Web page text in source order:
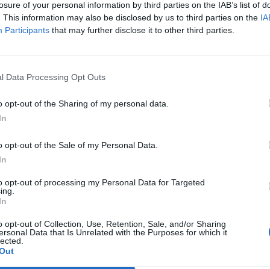
of your personal information by third parties on the IAB’s list of
This information may also be disclosed by us to third parties on the
Participants that may further disclose it to other third parties.
Data Processing Opt Outs
opt-out of the Sharing of my personal data.
opt-out of the Sale of my Personal Data.
opt-out of processing my Personal Data for Targeted
opt-out of Collection, Use, Retention, Sale, and/or Sharing
Data that Is Unrelated with the Purposes for which it
un meeting interno che dovrebbe
il punto sulle strategie della banca, a
prosecuzione secondo i tempi
per la Banca unica. Sarà presente,
delegato Roberto Nicastro, figura
ai dipendenti all'indomani delle
Profumo, aveva definito «strategico». In
Fabrizio Palenzona, ha lasciato gli
solo intorno alle 17 mentre nel
è stato visto Carlo Pesenti,
delegato di Italcementi che siede
di Unicredit. I riflettori continuano a
per la successione, su Andrea Orcel,
d'affari cresciuto alla scuola di
e che ha già incontrato Rampl,
Biasi. Ma nonostante l'alto profilo restano
Trump, Meloni e la strategia